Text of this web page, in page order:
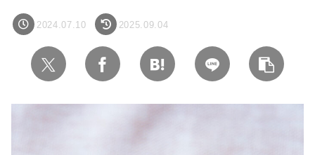
2024.07.10 2025.09.04